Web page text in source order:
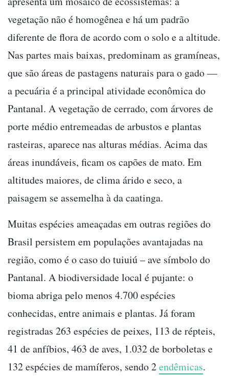
vegetação não é homogênea e há um padrão
diferente de flora de acordo com o solo e a altitude.
Nas partes mais baixas, predominam as gramíneas,
que são áreas de pastagens naturais para o gado —
a pecuária é a principal atividade econômica do
Pantanal. A vegetação de cerrado, com árvores de
porte médio entremeadas de arbustos e plantas
rasteiras, aparece nas alturas médias. Acima das
áreas inundáveis, ficam os capões de mato. Em
altitudes maiores, de clima árido e seco, a
paisagem se assemelha à da caatinga.
Muitas espécies ameaçadas em outras regiões do
Brasil persistem em populações avantajadas na
região, como é o caso do tuiuiú – ave símbolo do
Pantanal. A biodiversidade local é pujante: o
bioma abriga pelo menos 4.700 espécies
conhecidas, entre animais e plantas. Já foram
registradas 263 espécies de peixes, 113 de répteis,
41 de anfíbios, 463 de aves, 1.032 de borboletas e
132 espécies de mamíferos, sendo 2endêmicas.